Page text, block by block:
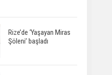
Rize’de ‘Yaşayan Miras
Şöleni’ başladı